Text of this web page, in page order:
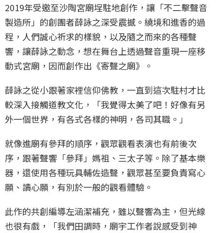
2019年受邀至沙陶宮廟埕駐地創作，讓「不二擊聲音
製造所」的創團者薛詠之深受震撼。繞境和進香的過
程，人們誠心祈求的樣貌，以及隨之而來的各種聲
響，讓薛詠之動念，想在舞台上透過聲音重現一座移
動式宮廟，因而創作出《寄聲之廟》。
薛詠之從小跟著家裡信仰佛教，一直到這次駐村才比
較深入接觸道教文化，「我覺得太美了吧！好像有另
外一個世界，有各式各樣的神明，各司其職。」
就像進廟有參拜的順序，觀眾觀看表演也有前後次
序，跟著聲響「參拜」媽祖、三太子等。除了基本樂
器，還使用各種玩具輔佐造聲，觀眾甚至要負責寫心
願、讀心願，有別於一般的觀看體驗。
此作的共創編導左涵潔補充，雖以聲響為主，但光線
也很有戲，「我們田調時，廟宇工作者說感受到神